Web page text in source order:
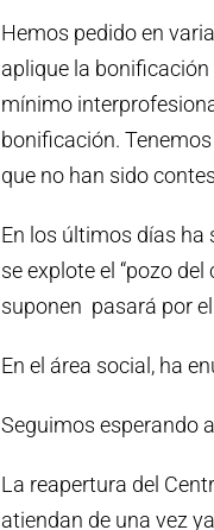
Hemos pedido en
aplique la
mínimo
bonificación.
que no han sido
En los últimos días
se explote el “pozo
suponen pasará por
En el área social, ha
Seguimos esperando
La reapertura del
atiendan de una vez